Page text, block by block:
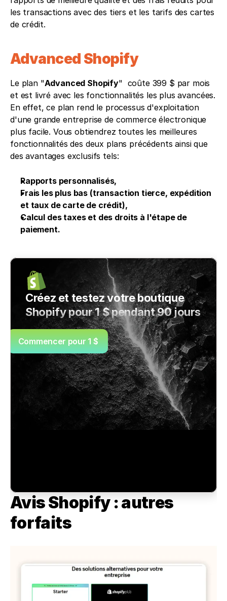
les transactions avec des tiers et les tarifs des cartes
de crédit.
Advanced Shopify
Le plan "Advanced Shopify"  coûte 399 $ par mois
et est livré avec les fonctionnalités les plus avancées.
En effet, ce plan rend le processus d'exploitation
d'une grande entreprise de commerce électronique
plus facile. Vous obtiendrez toutes les meilleures
fonctionnalités des deux plans précédents ainsi que
des avantages exclusifs tels:
Rapports personnalisés,
Frais les plus bas (transaction tierce, expédition
et taux de carte de crédit),
Calcul des taxes et des droits à l'étape de
paiement.
Créez et testez votre boutique
Shopify pour 1 $ pendant 90 jours
Commencer pour 1 $
Avis Shopify : autres
forfaits